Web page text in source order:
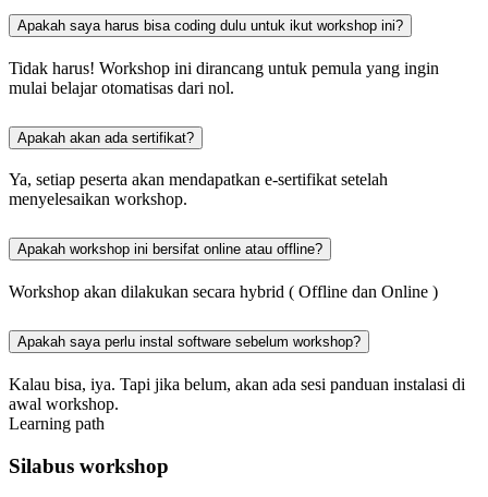
Apakah saya harus bisa coding dulu untuk ikut workshop ini?
Tidak harus! Workshop ini dirancang untuk pemula yang ingin
mulai belajar otomatisas dari nol.
Apakah akan ada sertifikat?
Ya, setiap peserta akan mendapatkan e-sertifikat setelah
menyelesaikan workshop.
Apakah workshop ini bersifat online atau offline?
Workshop akan dilakukan secara hybrid ( Offline dan Online )
Apakah saya perlu instal software sebelum workshop?
Kalau bisa, iya. Tapi jika belum, akan ada sesi panduan instalasi di
awal workshop.
Learning path
Silabus workshop